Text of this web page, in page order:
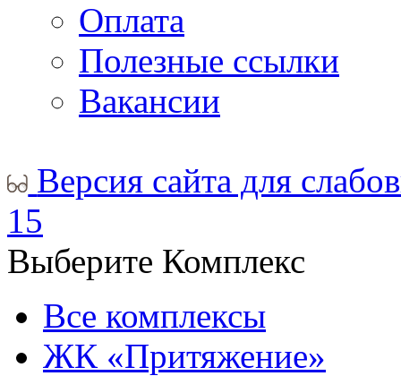
Оплата
Полезные ссылки
Вакансии
Версия сайта для
15
Выберите Комплекс
Все комплексы
ЖК «Притяжение»